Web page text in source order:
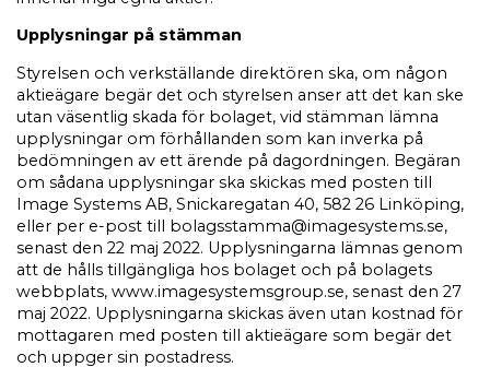
Upplysningar på stämman
Styrelsen och verkställande direktören ska, om någon
aktieägare begär det och styrelsen anser att det kan ske
utan väsentlig skada för bolaget, vid stämman lämna
upplysningar om förhållanden som kan inverka på
bedömningen av ett ärende på dagordningen. Begäran
om sådana upplysningar ska skickas med posten till
Image Systems AB, Snickaregatan 40, 582 26 Linköping,
eller per e-post till bolagsstamma@imagesystems.se,
senast den 22 maj 2022. Upplysningarna lämnas genom
att de hålls tillgängliga hos bolaget och på bolagets
webbplats, www.imagesystemsgroup.se, senast den 27
maj 2022. Upplysningarna skickas även utan kostnad för
mottagaren med posten till aktieägare som begär det
och uppger sin postadress.